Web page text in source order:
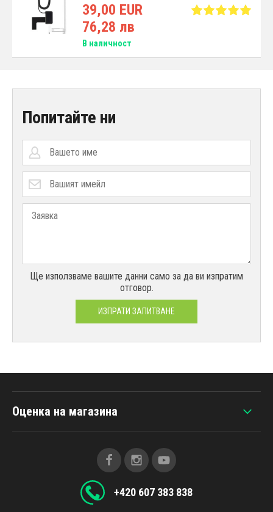
39,00 EUR
76,28 лв
В наличност
Попитайте ни
Ще използваме вашите данни само за да ви изпратим
отговор.
ИЗПРАТИ ЗАПИТВАНЕ
Оценка на магазина
+420 607 383 838